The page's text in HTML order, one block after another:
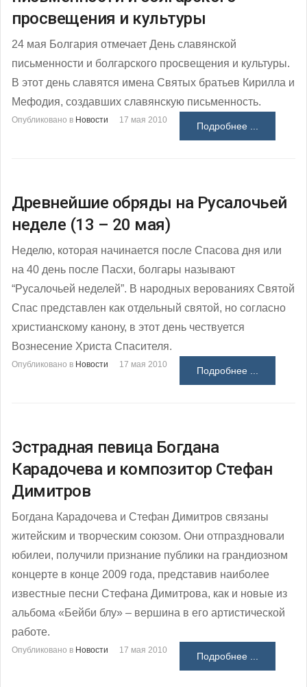
просвещения и культуры
24 мая Болгария отмечает День славянской
письменности и болгарского просвещения и культуры.
В этот день славятся имена Святых братьев Кирилла и
Мефодия, создавших славянскую письменность.
Опубликовано в Новости 17 мая 2010
Подробнее ...
Древнейшие обряды на Русалочьей
неделе (13 – 20 мая)
Неделю, которая начинается после Спасова дня или
на 40 день после Пасхи, болгары называют
“Русалочьей неделей”. В народных верованиях Святой
Спас представлен как отдельный святой, но согласно
христианскому канону, в этот день чествуется
Вознесение Христа Спасителя.
Опубликовано в Новости 17 мая 2010
Подробнее ...
Эстрадная певица Богдана
Карадочева и композитор Стефан
Димитров
Богдана Карадочева и Стефан Димитров связаны
житейским и творческим союзом. Они отпраздновали
юбилеи, получили признание публики на грандиозном
концерте в конце 2009 года, представив наиболее
известные песни Стефана Димитрова, как и новые из
альбома «Бейби блу» ‒ вершина в его артистической
работе.
Опубликовано в Новости 17 мая 2010
Подробнее ...